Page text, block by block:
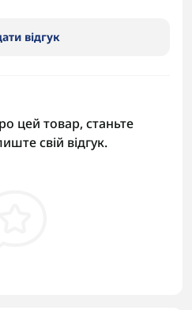
відгук
цей товар, станьте
свій відгук.